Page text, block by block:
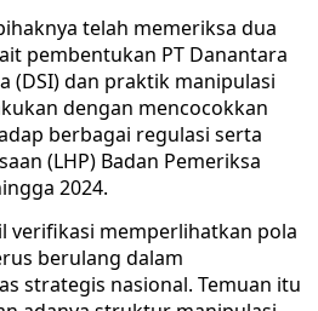
telah memeriksa dua
pembentukan PT Danantara
(DSI) dan praktik manipulasi
dengan mencocokkan
berbagai regulasi serta
(LHP) Badan Pemeriksa
2024.
verifikasi memperlihatkan pola
berulang dalam
strategis nasional. Temuan itu